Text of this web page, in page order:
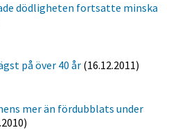
dödligheten fortsatte minska
på över 40 år (16.12.2011)
mer än fördubblats under